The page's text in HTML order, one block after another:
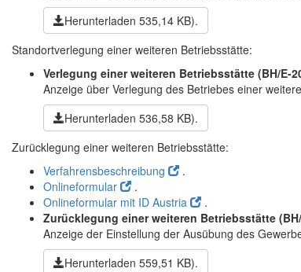
Herunterladen 535,14 KB).
Standortverlegung einer weiteren Betriebsstätte:
Verlegung einer weiteren Betriebsstätte (BH/E-
Anzeige über Verlegung des Betriebes einer
Herunterladen 536,58 KB).
Zurücklegung einer weiteren Betriebsstätte:
Verfahrensbeschreibung
.
Onlineformular
.
Onlineformular mit ID Austria
.
Zurücklegung einer weiteren Betriebsstätte
Anzeige der Einstellung der Ausübung des
Herunterladen 559,51 KB).